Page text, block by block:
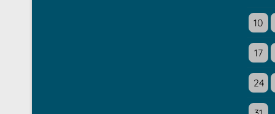
10
17
24